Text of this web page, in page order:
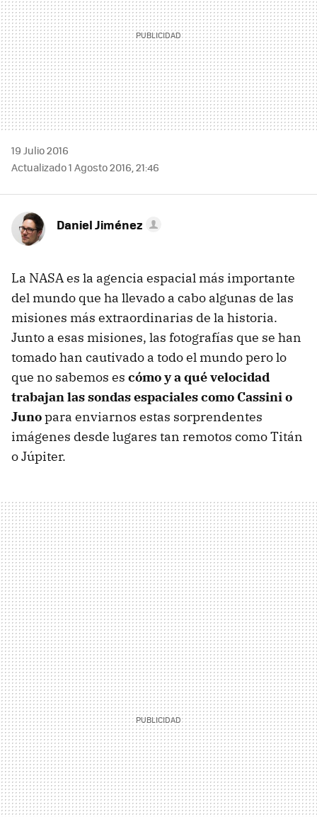
19 Julio 2016
Actualizado 1 Agosto 2016, 21:46
Daniel Jiménez
La NASA es la agencia espacial más importante
del mundo que ha llevado a cabo algunas de las
misiones más extraordinarias de la historia.
Junto a esas misiones, las fotografías que se han
tomado han cautivado a todo el mundo pero lo
que no sabemos es cómo y a qué velocidad
trabajan las sondas espaciales como Cassini o
Junopara enviarnos estas sorprendentes
imágenes desde lugares tan remotos como Titán
o Júpiter.